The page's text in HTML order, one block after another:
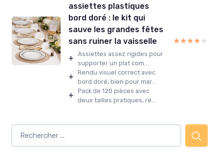
assiettes plastiques
bord doré : le kit qui
sauve les grandes fêtes
sans ruiner la vaisselle
+ Assiettes assez rigides pour
supporter un plat com...
+ Rendu visuel correct avec
bord doré, bien pour mar...
+ Pack de 120 pièces avec
deux tailles pratiques, ré...
★★★★★
★★★★★